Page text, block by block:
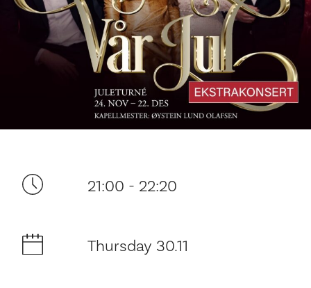
Your visit
The music in the Cathedral
History and architecture
21:00 - 22:20
Thursday 30.11